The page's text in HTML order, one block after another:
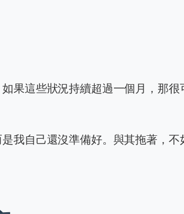
果這些狀況持續超過一個月，那很
我自己還沒準備好。與其拖著，不